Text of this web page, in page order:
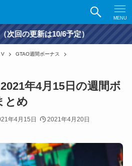
MENU
定）
V GTAO週間ボーナス
2021年4月15日の週間ボ
とめ
年4月15日 2021年4月20日